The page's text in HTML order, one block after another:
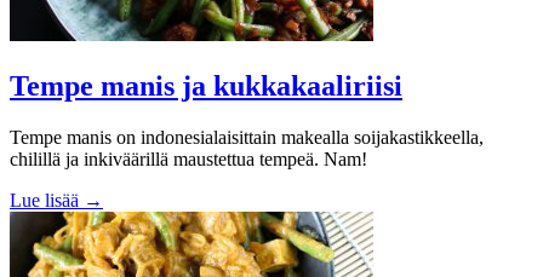
Tempe manis ja kukkakaaliriisi
Tempe manis on indonesialaisittain makealla soijakastikkeella,
chilillä ja inkiväärillä maustettua tempeä. Nam!
Lue lisää →